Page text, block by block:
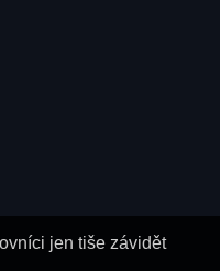
jen tiše závidět